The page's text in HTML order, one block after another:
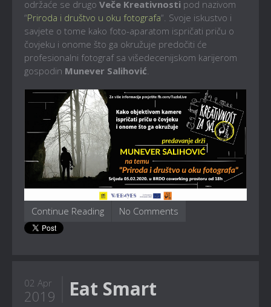
održaće se drugo Veče Kreativnosti pod nazivom
“Priroda i društvo u oku fotografa“. Svoje iskustvo i
savjete o tome kako foto-aparatom ispričati priču o
čovjeku i onome što ga okružuje predočiti će
profesionalni fotograf sa višedecenijskom karijerom
gospodin Munever Salihović.
Continue Reading No Comments
02 Apr
2019
Eat Smart